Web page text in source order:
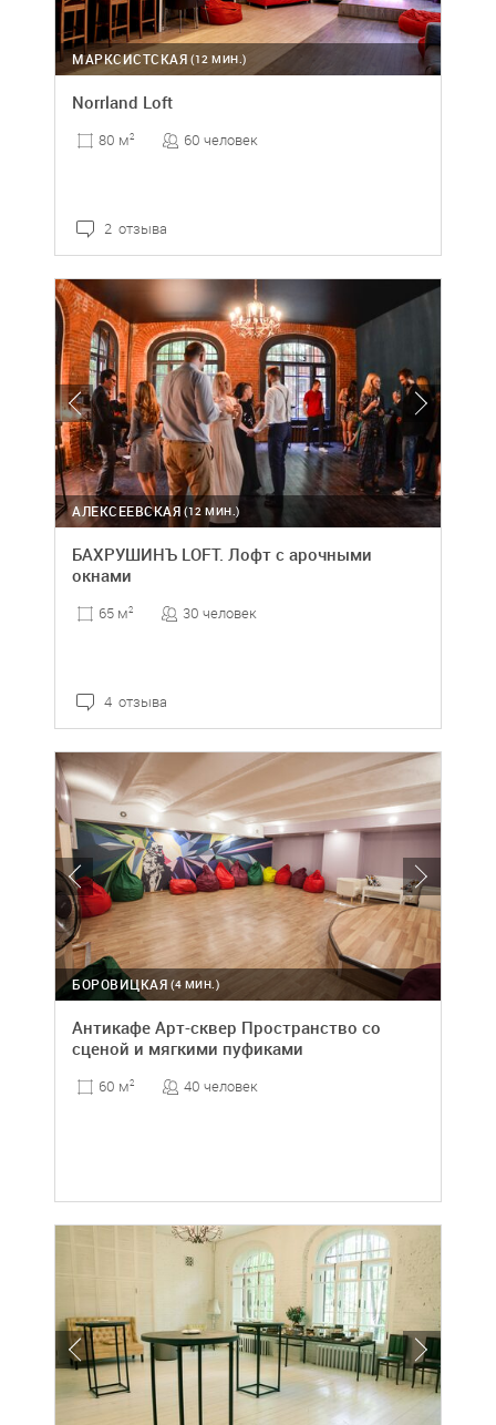
(12 МИН.)
МАРКСИСТСКАЯ
Norrland Loft
80 м2 60 человек
2 отзыва
(12 МИН.)
АЛЕКСЕЕВСКАЯ
БАХРУШИНЪ LOFT. Лофт с арочными
окнами
65 м2 30 человек
4 отзыва
(4 МИН.)
БОРОВИЦКАЯ
Антикафе Арт-сквер Пространство со
сценой и мягкими пуфиками
60 м2 40 человек